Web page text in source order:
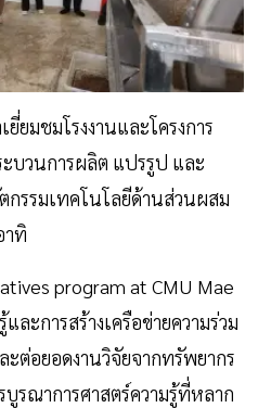
ยมชมโรงงานและโครงการ
บวนการผลิต แปรรูป และ
รรมเทคโนโลยีด้านส่วนผสม
าทิ
program at CMU Mae
ละการสร้างเครือข่ายความร่วม
ต่อยอดงานวิจัยจากทรัพยากร
รณาการศาสตร์ความรู้ที่หลาก